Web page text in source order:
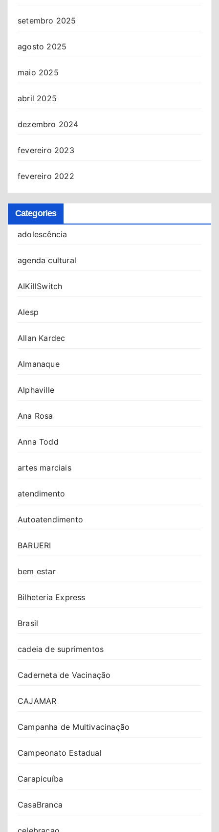
setembro 2025
agosto 2025
maio 2025
abril 2025
dezembro 2024
fevereiro 2023
fevereiro 2022
Categories
adolescência
agenda cultural
AIKillSwitch
Alesp
Allan Kardec
Almanaque
Alphaville
Ana Rosa
Anna Todd
artes marciais
atendimento
Autoatendimento
BARUERI
bem estar
Bilheteria Express
Brasil
cadeia de suprimentos
Caderneta de Vacinação
CAJAMAR
Campanha de Multivacinação
Campeonato Estadual
Carapicuíba
CasaBranca